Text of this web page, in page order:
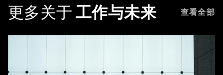
更多关于 工作与未来 查看全部